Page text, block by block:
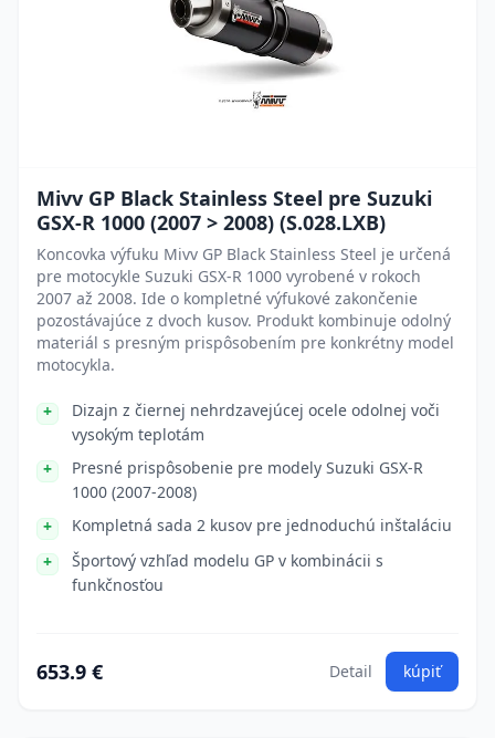
Mivv GP Black Stainless Steel pre Suzuki
GSX-R 1000 (2007 > 2008) (S.028.LXB)
Koncovka výfuku Mivv GP Black Stainless Steel je určená
pre motocykle Suzuki GSX-R 1000 vyrobené v rokoch
2007 až 2008. Ide o kompletné výfukové zakončenie
pozostávajúce z dvoch kusov. Produkt kombinuje odolný
materiál s presným prispôsobením pre konkrétny model
motocykla.
Dizajn z čiernej nehrdzavejúcej ocele odolnej voči
vysokým teplotám
Presné prispôsobenie pre modely Suzuki GSX-R
1000 (2007-2008)
Kompletná sada 2 kusov pre jednoduchú inštaláciu
Športový vzhľad modelu GP v kombinácii s
funkčnosťou
653.9 € Detail kúpiť